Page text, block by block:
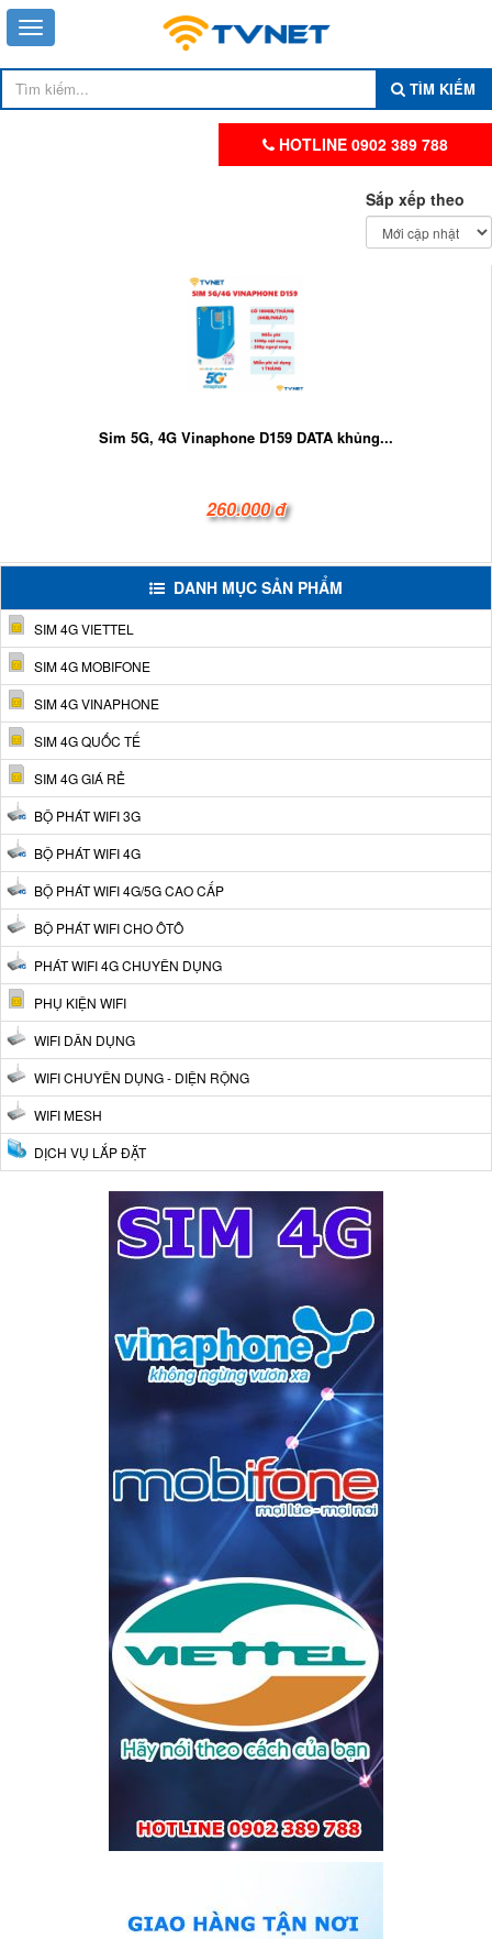
TÌM KIẾM
HOTLINE 0902 389 788
Sắp xếp theo
Sim 5G, 4G Vinaphone D159 DATA khủng...
260.000 đ
DANH MỤC SẢN PHẨM
SIM 4G VIETTEL
SIM 4G MOBIFONE
SIM 4G VINAPHONE
SIM 4G QUỐC TẾ
SIM 4G GIÁ RẺ
BỘ PHÁT WIFI 3G
BỘ PHÁT WIFI 4G
BỘ PHÁT WIFI 4G/5G CAO CẤP
BỘ PHÁT WIFI CHO ÔTÔ
PHÁT WIFI 4G CHUYÊN DỤNG
PHỤ KIỆN WIFI
WIFI DÂN DỤNG
WIFI CHUYÊN DỤNG - DIỆN RỘNG
WIFI MESH
DỊCH VỤ LẮP ĐẶT